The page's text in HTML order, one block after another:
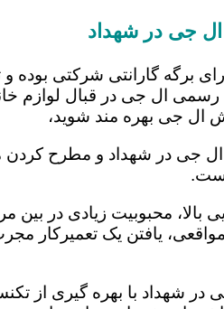
جی در شهداد
برگه گارانتی شرکتی بوده
رسمی ال جی در قبال لوازم
ال جی بهره مند شوید،
جی در شهداد و مطرح کردن
محبوبیت زیادی در بین
یافتن یک تعمیرکار
در شهداد با بهره گیری از